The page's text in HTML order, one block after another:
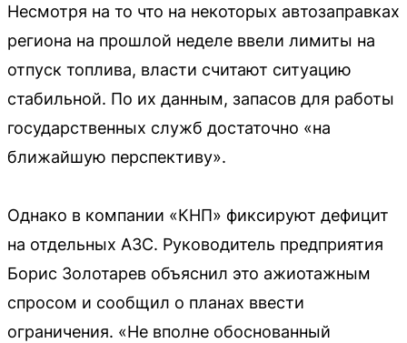
Несмотря на то что на некоторых автозаправках
региона на прошлой неделе ввели лимиты на
отпуск топлива, власти считают ситуацию
стабильной. По их данным, запасов для работы
государственных служб достаточно «на
ближайшую перспективу».
Однако в компании «КНП» фиксируют дефицит
на отдельных АЗС. Руководитель предприятия
Борис Золотарев объяснил это ажиотажным
спросом и сообщил о планах ввести
ограничения. «Не вполне обоснованный